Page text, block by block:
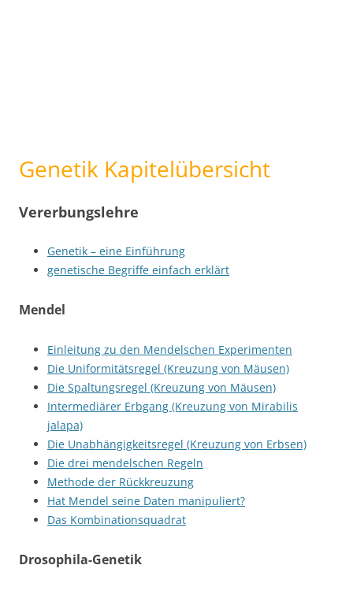
Genetik Kapitelübersicht
Vererbungslehre
Genetik – eine Einführung
genetische Begriffe einfach erklärt
Mendel
Einleitung zu den Mendelschen Experimenten
Die Uniformitätsregel (Kreuzung von Mäusen)
Die Spaltungsregel (Kreuzung von Mäusen)
Intermediärer Erbgang (Kreuzung von Mirabilis
jalapa)
Die Unabhängigkeitsregel (Kreuzung von Erbsen)
Die drei mendelschen Regeln
Methode der Rückkreuzung
Hat Mendel seine Daten manipuliert?
Das Kombinationsquadrat
Drosophila-Genetik